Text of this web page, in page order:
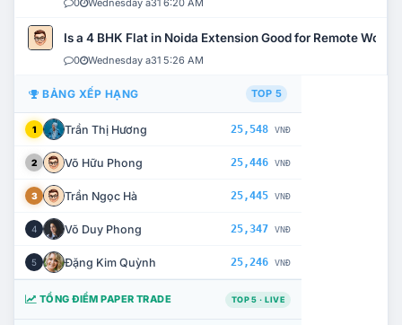
0 Wednesday a31 6:20 AM
Is a 4 BHK Flat in Noida Extension Good for Remote Work?
0 Wednesday a31 5:26 AM
BẢNG XẾP HẠNG TOP 5
1 Trần Thị Hương 25,548 VNĐ
2 Võ Hữu Phong 25,446 VNĐ
3 Trần Ngọc Hà 25,445 VNĐ
4 Võ Duy Phong 25,347 VNĐ
5 Đặng Kim Quỳnh 25,246 VNĐ
TỔNG ĐIỂM PAPER TRADE TOP 5 · LIVE